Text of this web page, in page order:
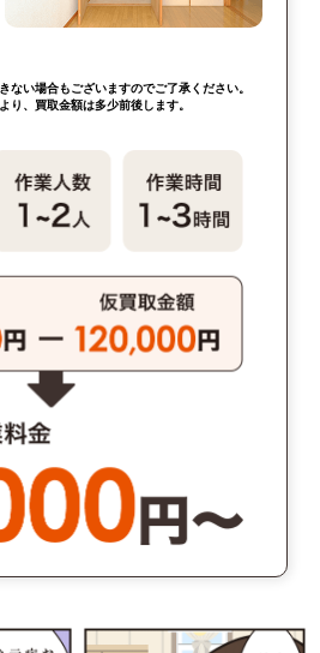
ない場合もございますのでご了承ください。
り、買取金額は多少前後します。